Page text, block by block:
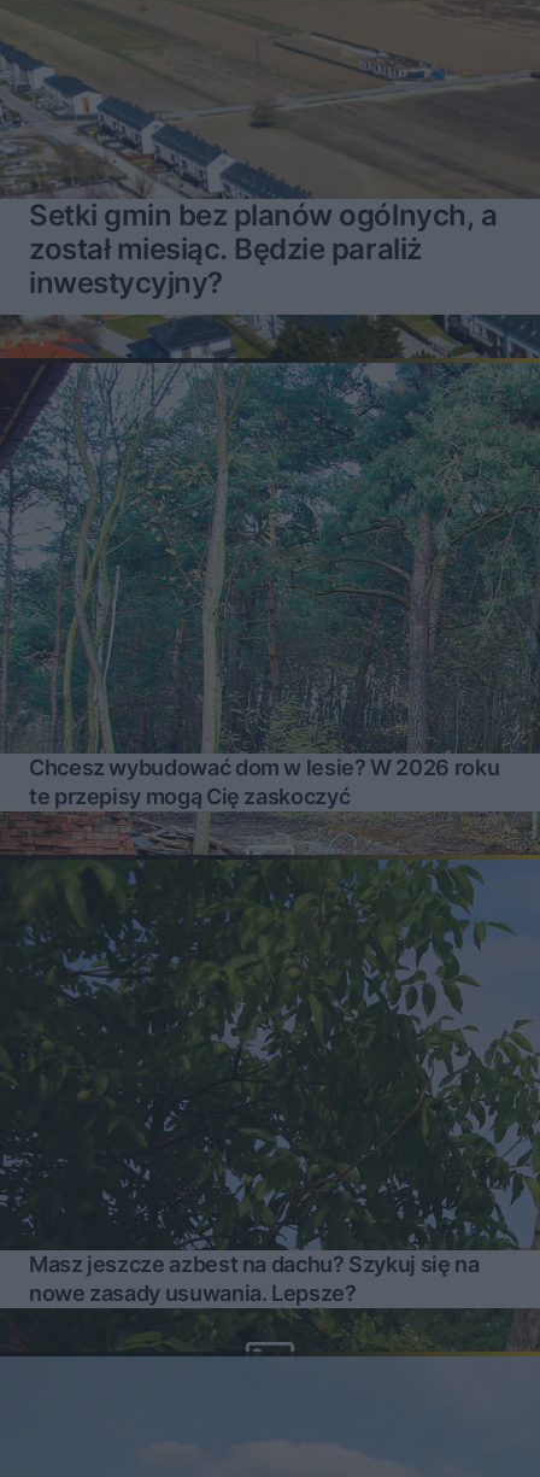
Setki gmin bez planów ogólnych, a
został miesiąc. Będzie paraliż
inwestycyjny?
Chcesz wybudować dom w lesie? W 2026 roku
te przepisy mogą Cię zaskoczyć
Masz jeszcze azbest na dachu? Szykuj się na
nowe zasady usuwania. Lepsze?